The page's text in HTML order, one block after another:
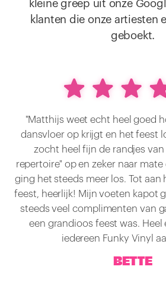
kleine greep uit onze
klanten die onze artiesten
geboekt.
"Matthijs weet echt heel goed
dansvloer op krijgt en het feest
zocht heel fijn de randjes
repertoire" op en zeker naar
ging het steeds meer los. Tot aan
feest, heerlijk! Mijn voeten kapot
steeds veel complimenten van
een grandioos feest was. Heel
iedereen Funky Vinyl
BETTE